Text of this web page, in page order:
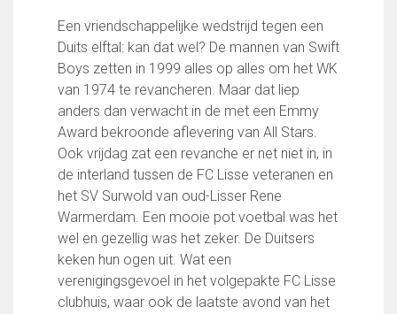
Contributie
Gevonden voorwerpen
Verenigingsdocumenten
Teams
FC Lisse 1
FC Lisse 2
Toegangs- en seizoenskaarten
Heren- en jongensvoetbal
Vrouwen 1
Vrouwen- en meidenvoetbal
7 tegen 7 Voetbal (35+)
Zaalvoetbal
Walking Football
Een vriendschappelijke wedstrijd tegen een
Duits elftal: kan dat wel? De mannen van Swift
Boys zetten in 1999 alles op alles om het WK
van 1974 te revancheren. Maar dat liep
anders dan verwacht in de met een Emmy
Award bekroonde aflevering van All Stars.
Ook vrijdag zat een revanche er net niet in, in
de interland tussen de FC Lisse veteranen en
het SV Surwold van oud-Lisser Rene
Warmerdam. Een mooie pot voetbal was het
wel en gezellig was het zeker. De Duitsers
keken hun ogen uit. Wat een
verenigingsgevoel in het volgepakte FC Lisse
clubhuis, waar ook de laatste avond van het